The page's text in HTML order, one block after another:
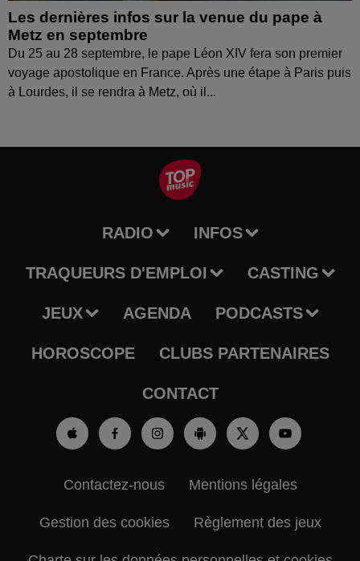
Les dernières infos sur la venue du pape à
Metz en septembre
Du 25 au 28 septembre, le pape Léon XIV fera son premier
voyage apostolique en France. Après une étape à Paris puis
à Lourdes, il se rendra à Metz, où il...
RADIO INFOS
TRAQUEURS D'EMPLOI CASTING
JEUX AGENDA PODCASTS
HOROSCOPE CLUBS PARTENAIRES
CONTACT
Contactez-nous Mentions légales
Gestion des cookies Règlement des jeux